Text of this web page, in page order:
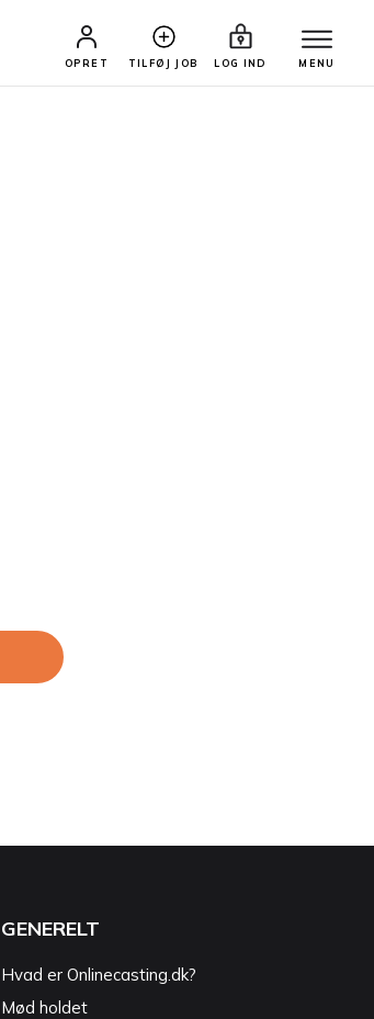
OPRET TILFØJ JOB LOG IND MENU
GENERELT
Hvad er Onlinecasting.dk?
Mød holdet